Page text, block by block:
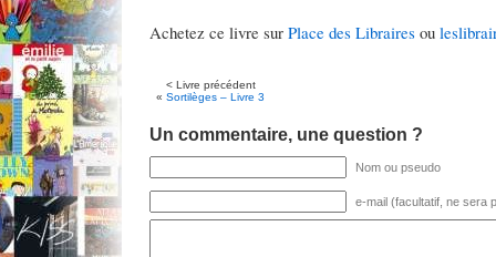
Achetez ce livre sur Place des Libraires ou
< Livre précédent
« Sortilèges – Livre 3
Un commentaire, une question ?
Nom ou pseudo
e-mail (facultatif, ne sera